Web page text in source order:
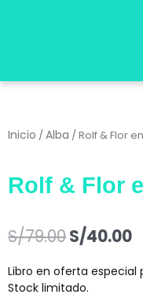
Inicio /Alba / Rolf & Flor
Rolf & Flor
S/79.00El
precio
original
era:
S/40.00El
es:
Libro en oferta especial
Stock limitado.